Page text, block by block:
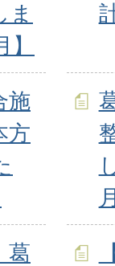
ま
施
方
葛